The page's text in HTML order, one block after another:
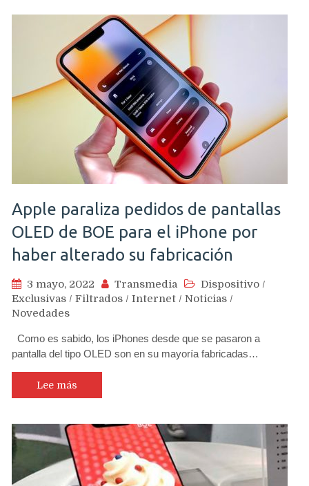
Apple paraliza pedidos de pantallas
OLED de BOE para el iPhone por
haber alterado su fabricación
3 mayo, 2022 Transmedia Dispositivo /
Exclusivas / Filtrados / Internet / Noticias /
Novedades
Como es sabido, los iPhones desde que se pasaron a
pantalla del tipo OLED son en su mayoría fabricadas…
Lee más